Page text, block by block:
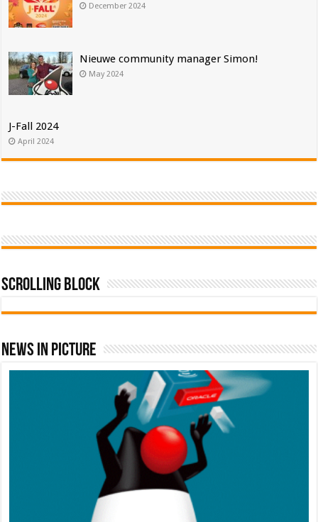
December 2024
Nieuwe community manager Simon!
May 2024
J-Fall 2024
April 2024
Scrolling Block
News In Picture